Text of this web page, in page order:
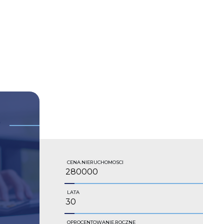
CENA.NIERUCHOMOSCI
LATA
OPROCENTOWANIE.ROCZNE